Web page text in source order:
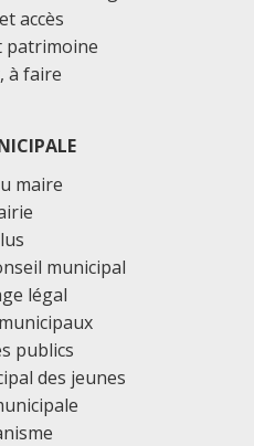
accès
patrimoine
à faire
maire
municipal
légal
publics
des jeunes